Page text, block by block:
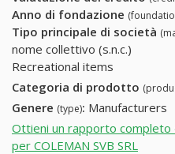
Anno di fondazione
Tipo principale di società
nome collettivo (s.n.c.)
Recreational items
Categoria di prodotto
Genere (type): Manufacturers
Ottieni un rapporto completo
per COLEMAN SVB SRL